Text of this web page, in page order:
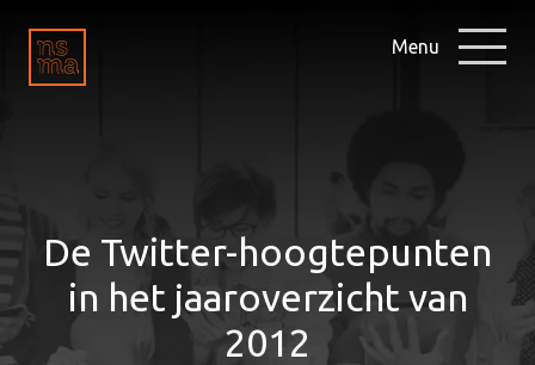
Menu
De Twitter-hoogtepunten
in het jaaroverzicht van
2012